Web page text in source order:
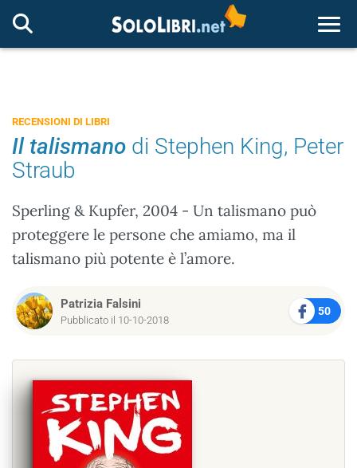
RECENSIONI DI LIBRI
Il talismano di Stephen King, Peter
Straub
Sperling & Kupfer, 2004 - Un talismano può
proteggere le persone che amiamo, ma il
talismano più potente è l’amore.
Patrizia Falsini
Pubblicato il 10-10-2018
50